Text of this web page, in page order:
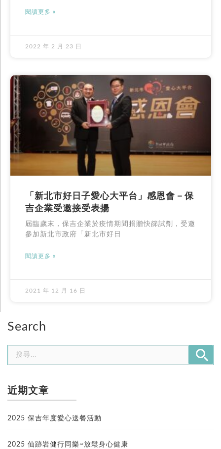
Search
近期文章
2025 保吉年度愛心送餐活動
2025 仙跡岩健行同樂~放鬆身心健康
閱讀更多 »
2022 年 2 月 23 日
「新北市好日子愛心大平台」感恩會－保
吉企業受邀接受表揚
屆臨歲末，保吉企業於疫情期間捐贈快篩試劑，受邀
參加新北市政府「新北市好日
閱讀更多 »
2021 年 12 月 16 日